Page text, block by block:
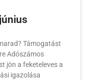
Támogatást
Adószámos
jön a feketeleves a
igazolása